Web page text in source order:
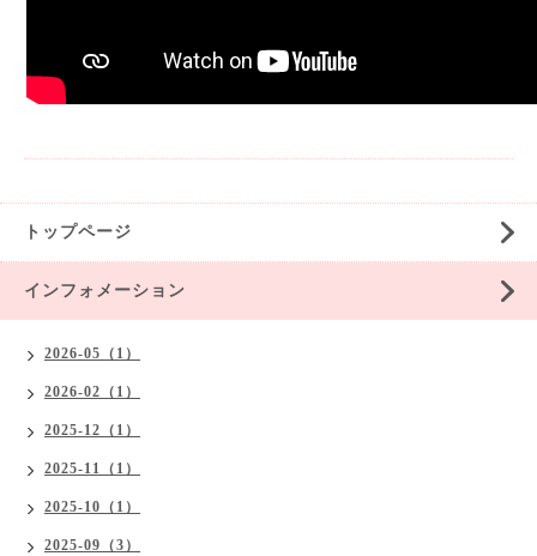
トップページ
インフォメーション
2026-05（1）
2026-02（1）
2025-12（1）
2025-11（1）
2025-10（1）
2025-09（3）